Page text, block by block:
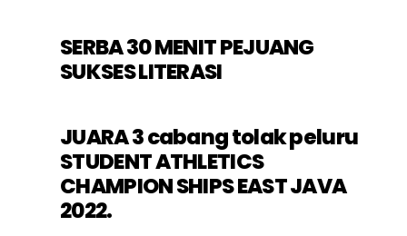
SERBA 30 MENIT PEJUANG
SUKSES LITERASI
JUARA 3 cabang tolak peluru
STUDENT ATHLETICS
CHAMPION SHIPS EAST JAVA
2022.